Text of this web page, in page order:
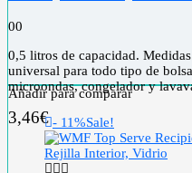
00
0,5 litros de capacidad.
universal para todo tipo de
microondas, congelador y
3,46€
Añadir para comparar
- 11%Sale!